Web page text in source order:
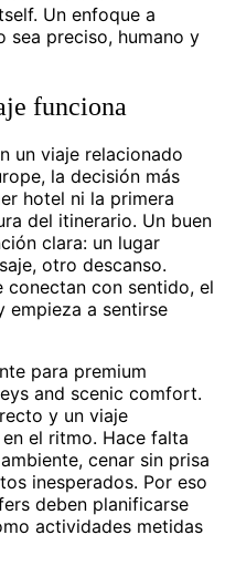
Un enfoque a
sea preciso, humano y
funciona
un viaje relacionado
la decisión más
hotel ni la primera
del itinerario. Un buen
clara: un lugar
otro descanso.
conectan con sentido, el
empieza a sentirse
para premium
and scenic comfort.
y un viaje
el ritmo. Hace falta
cenar sin prisa
inesperados. Por eso
deben planificarse
actividades metidas